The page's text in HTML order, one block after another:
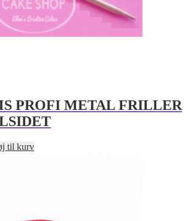
PROFI METAL FRILLER
til kurv